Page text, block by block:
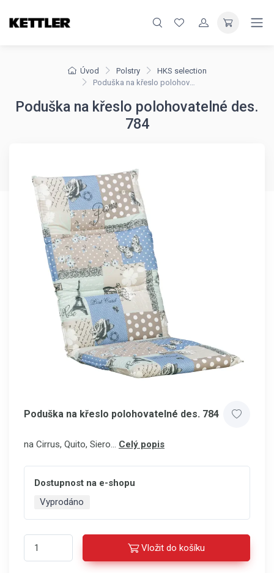
Úvod Polstry
HKS selection
Poduška na křeslo polohovatelné des. 784
Poduška na křeslo polohovatelné des.
784
Poduška na křeslo polohovatelné des. 784
na Cirrus, Quito, Siero... Celý popis
Dostupnost na e-shopu
Vyprodáno
Vložit do košíku